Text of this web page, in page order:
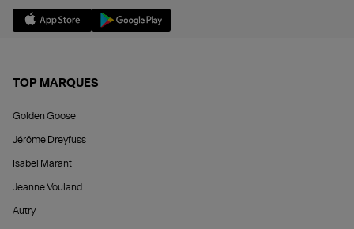
TOP MARQUES
Golden Goose
Jérôme Dreyfuss
Isabel Marant
Jeanne Vouland
Autry